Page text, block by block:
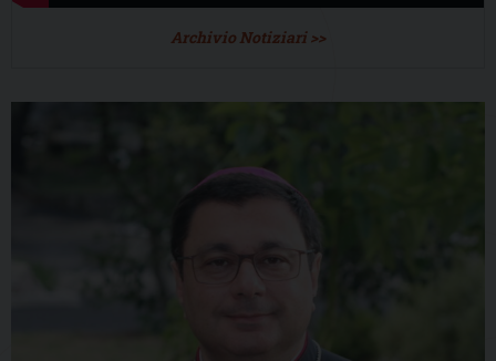
Archivio Notiziari >>